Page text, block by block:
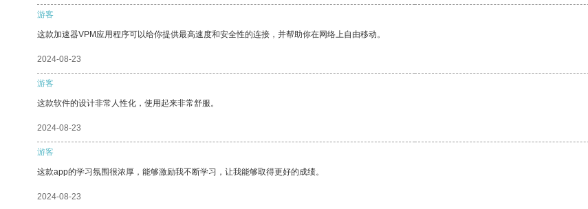
游客
这款加速器VPM应用程序可以给你提供最高速度和安全性的连接，并帮助你在网络上自由移动。
2024-08-23
游客
这款软件的设计非常人性化，使用起来非常舒服。
2024-08-23
游客
这款app的学习氛围很浓厚，能够激励我不断学习，让我能够取得更好的成绩。
2024-08-23